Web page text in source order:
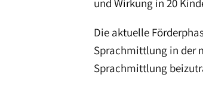
und Wirkung in 20
Die aktuelle
Sprachmittlung in der
Sprachmittlung